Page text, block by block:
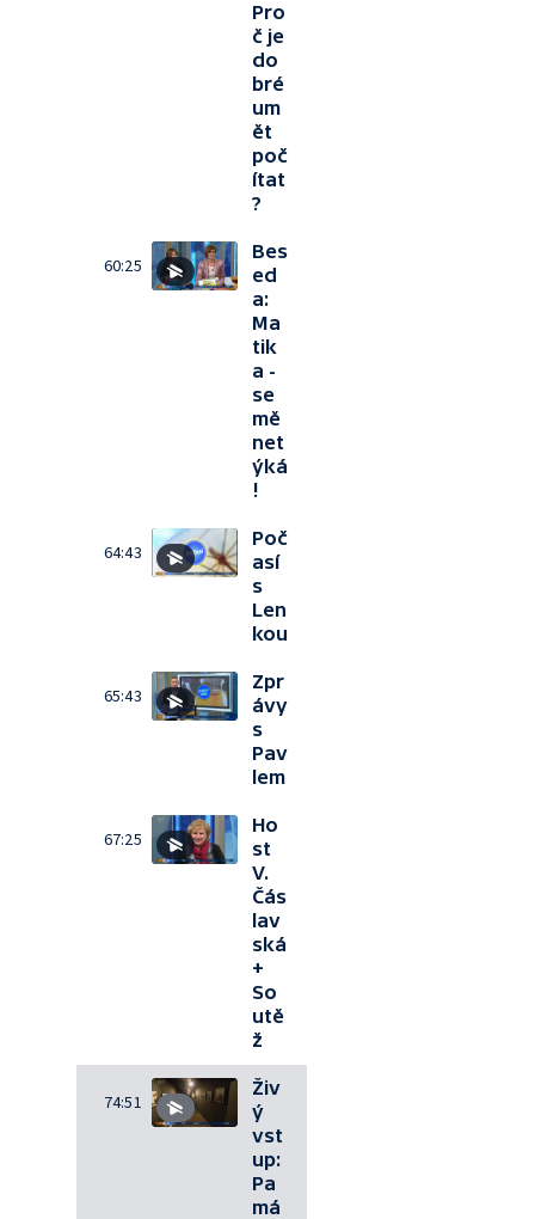
Pro
č je
do
bré
um
ět
poč
ítat
?
60:25
Bes
ed
a:
Ma
tik
a -
se
mě
net
ýká
!
64:43
Poč
así
s
Len
kou
65:43
Zpr
ávy
s
Pav
lem
67:25
Ho
st
V.
Čás
lav
ská
+
So
utě
ž
74:51
Živ
ý
vst
up:
Pa
má